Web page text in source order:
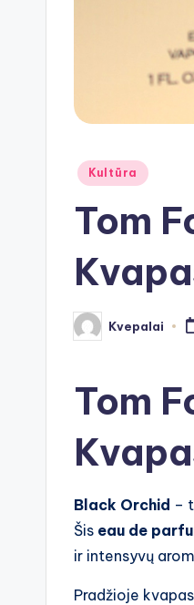
Posted
Kultūra
Tom
Posted
by
Kvepalai
Tom
Black Orchid –
Šis eau de
ir intensyvų
Pradžioje